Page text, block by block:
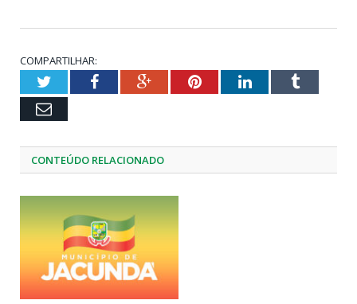
COMPARTILHAR:
TwitterFacebookGoogle+PinterestLinkedInTumblr
Email
CONTEÚDO RELACIONADO